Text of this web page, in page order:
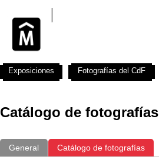
Catálogo de fotografías
General Catálogo de fotografías
Exposiciones Fotografías del CdF